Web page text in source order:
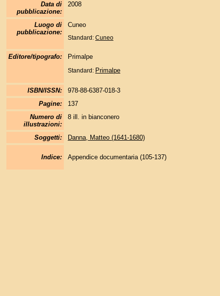
Data di
pubblicazione:
2008
Luogo di
pubblicazione:
Cuneo
Standard: Cuneo
Editore/tipografo: Primalpe
Standard: Primalpe
ISBN/ISSN:
978-88-6387-018-3
Pagine:
137
Numero di
illustrazioni:
8 ill. in bianconero
Soggetti: Danna, Matteo (1641-1680)
Indice: Appendice documentaria (105-137)